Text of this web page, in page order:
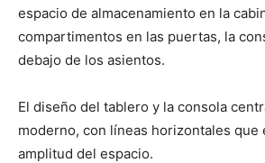
espacio de almacenamiento en la
compartimentos en las puertas, la
debajo de los asientos.
El diseño del tablero y la consola
moderno, con líneas horizontales que
amplitud del espacio.